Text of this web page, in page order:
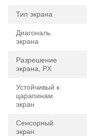
Тип экрана
Диагональ
экрана
Разрешение
экрана, PX
Устойчивый к
царапинам
экран
Сенсорный
экран